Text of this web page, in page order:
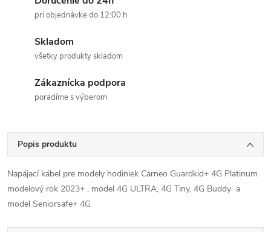
pri objednávke do 12:00 h
Skladom
všetky produkty skladom
Zákaznícka podpora
poradíme s výberom
Popis produktu
Napájací kábel pre modely hodiniek Carneo Guardkid+ 4G Platinum
modelový rok 2023+ , model 4G ULTRA, 4G Tiny, 4G Buddy a
model Seniorsafe+ 4G